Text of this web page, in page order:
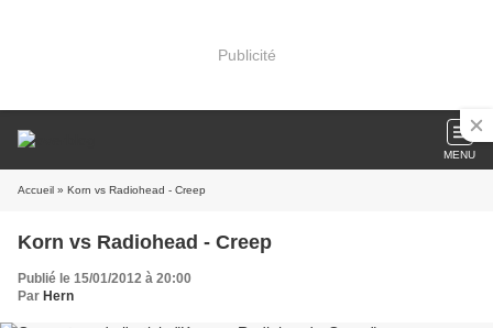
Publicité
MENU
Accueil » Korn vs Radiohead - Creep
Korn vs Radiohead - Creep
Publié le 15/01/2012 à 20:00
Par Hern